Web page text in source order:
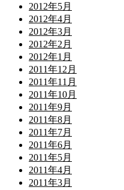
2012年5月
2012年4月
2012年3月
2012年2月
2012年1月
2011年12月
2011年11月
2011年10月
2011年9月
2011年8月
2011年7月
2011年6月
2011年5月
2011年4月
2011年3月